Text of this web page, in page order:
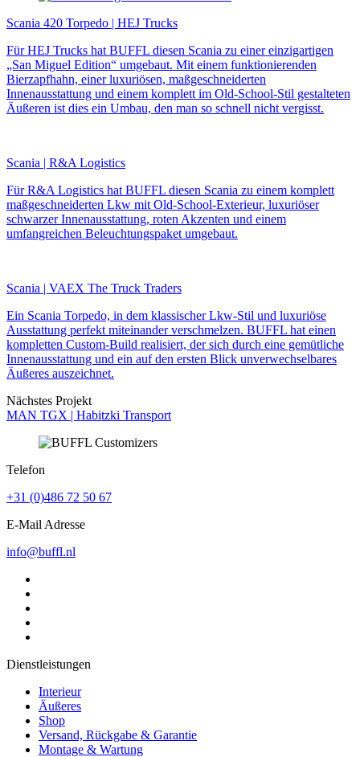
Scania 420 Torpedo | HEJ Trucks
Für HEJ Trucks hat BUFFL diesen Scania zu einer einzigartigen
„San Miguel Edition“ umgebaut. Mit einem funktionierenden
Bierzapfhahn, einer luxuriösen, maßgeschneiderten
Innenausstattung und einem komplett im Old-School-Stil gestalteten
Äußeren ist dies ein Umbau, den man so schnell nicht vergisst.
Scania | R&A Logistics
Für R&A Logistics hat BUFFL diesen Scania zu einem komplett
maßgeschneiderten Lkw mit Old-School-Exterieur, luxuriöser
schwarzer Innenausstattung, roten Akzenten und einem
umfangreichen Beleuchtungspaket umgebaut.
Scania | VAEX The Truck Traders
Ein Scania Torpedo, in dem klassischer Lkw-Stil und luxuriöse
Ausstattung perfekt miteinander verschmelzen. BUFFL hat einen
kompletten Custom-Build realisiert, der sich durch eine gemütliche
Innenausstattung und ein auf den ersten Blick unverwechselbares
Äußeres auszeichnet.
Nächstes Projekt
MAN TGX | Habitzki Transport
Telefon
+31 (0)486 72 50 67
E-Mail Adresse
info@buffl.nl
Dienstleistungen
Interieur
Äußeres
Shop
Versand, Rückgabe & Garantie
Montage & Wartung